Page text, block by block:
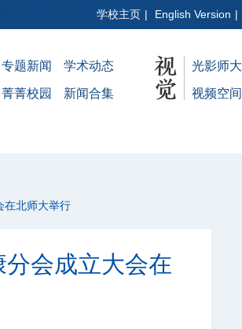
学校主页 | English Version |
专题新闻 学术动态
菁菁校园 新闻合集
光影师大
视频空间
在北师大举行
会成立大会在